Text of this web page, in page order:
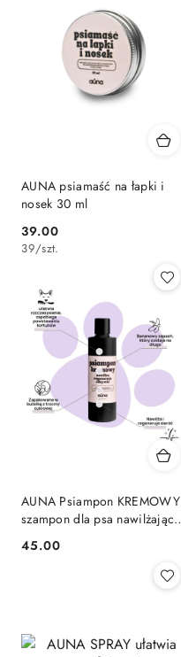
AUNA psiamaść na łapki i
nosek 30 ml
Cena:
39.00
39/szt.
AUNA Psiampon KREMOWY
szampon dla psa nawilżający
250 ml
Cena:
45.00